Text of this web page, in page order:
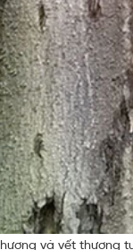
và vết thương